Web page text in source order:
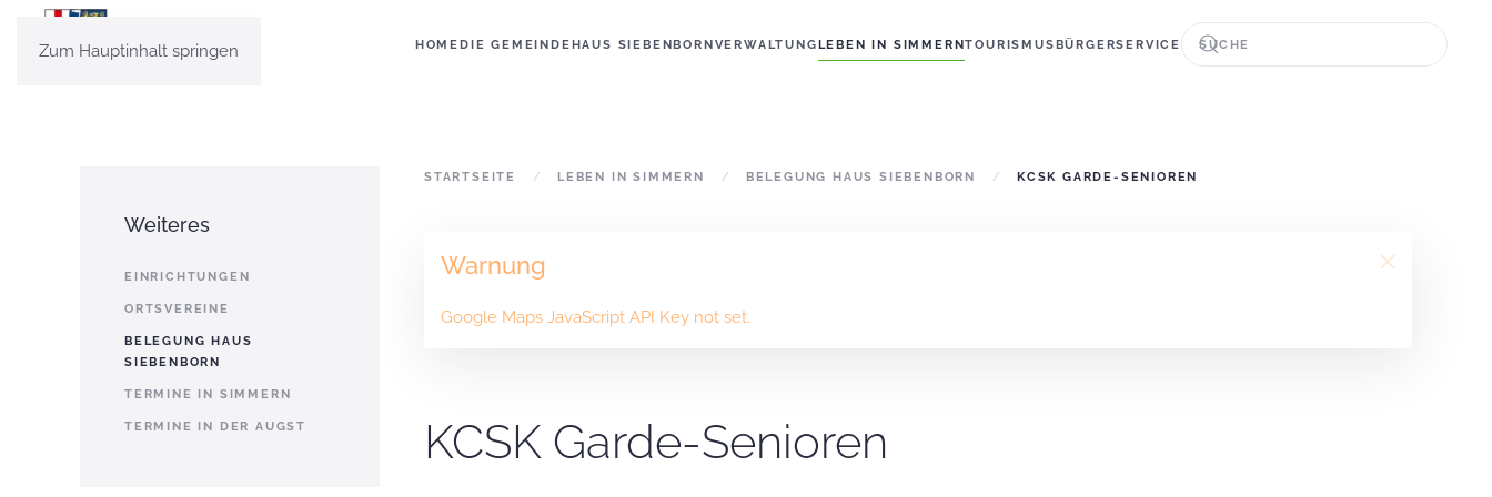
Zum Hauptinhalt springen HOMEDIE GEMEINDEHAUS SIEBENBORNVERWALTUNGLEBEN IN SIMMERNTOURISMUSBÜRGERSERVICE
STARTSEITE LEBEN IN SIMMERN BELEGUNG HAUS SIEBENBORN KCSK GARDE-SENIOREN
Warnung
Google Maps JavaScript API Key not set.
KCSK Garde-Senioren
Weiteres
EINRICHTUNGEN
ORTSVEREINE
BELEGUNG HAUS
SIEBENBORN
TERMINE IN SIMMERN
TERMINE IN DER AUGST